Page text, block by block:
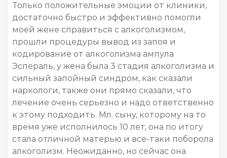
Только положительные эмоции от клиники,
достаточно быстро и эффективно помогли
моей жене справиться с алкоголизмом,
прошли процедуры вывод из запоя и
кодирование от алкоголизма ампула
Эспераль, у жена была 3 стадия алкоголизма и
сильный запойный синдром, как сказали
наркологи, также они прямо сказали, что
лечение очень серьезно и надо ответственно
к этому подходить. Мл. сыну, которому на то
время уже исполнилось 10 лет, она по итогу
стала отличной матерью и все-таки поборола
алкоголизм. Неожиданно, но сейчас она